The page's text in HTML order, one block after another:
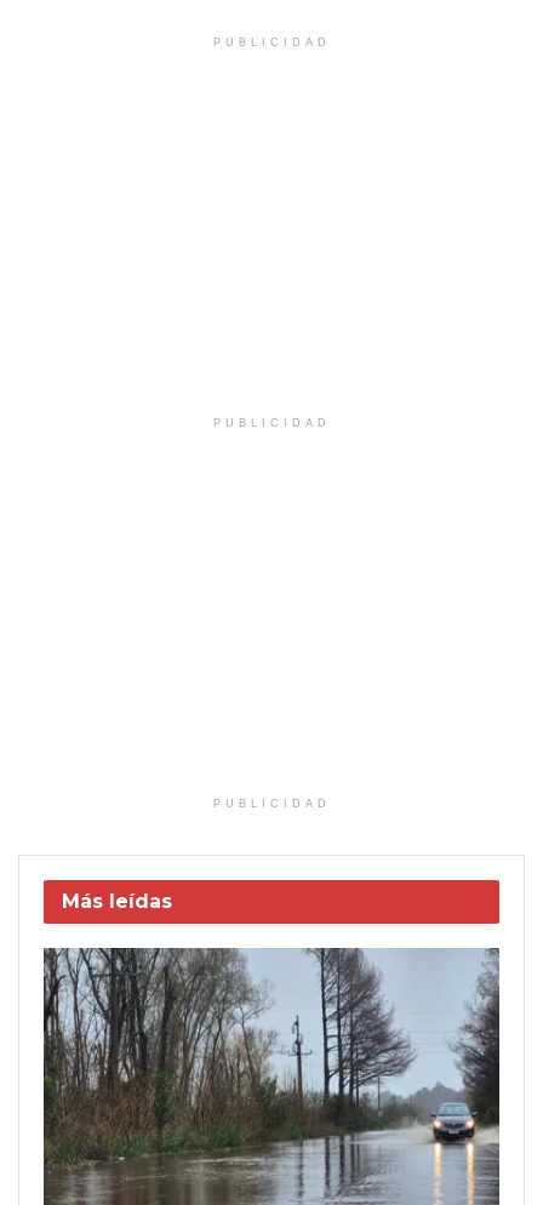
PUBLICIDAD
PUBLICIDAD
PUBLICIDAD
Más leídas